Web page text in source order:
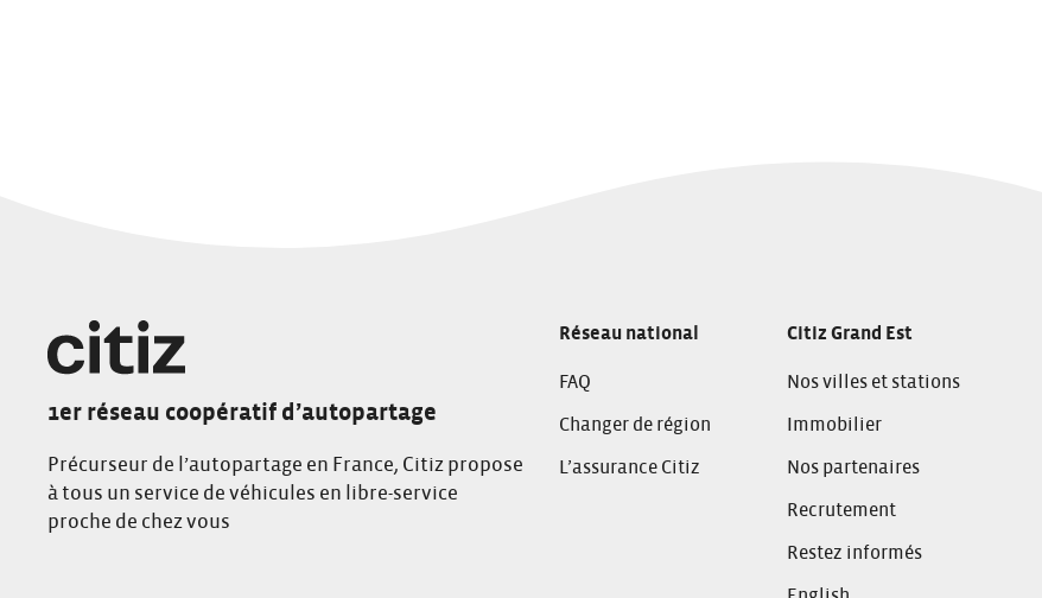
1er réseau coopératif d’autopartage
Précurseur de l’autopartage en France, Citiz propose
à tous un service de véhicules en libre-service
proche de chez vous
Réseau national
FAQ
Changer de région
L’assurance Citiz
Citiz Grand Est
Nos villes et stations
Immobilier
Nos partenaires
Recrutement
Restez informés